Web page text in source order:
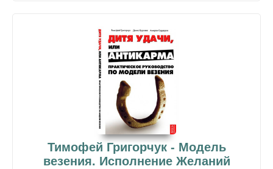
Тимофей Григорчук - Модель
везения. Исполнение Желаний